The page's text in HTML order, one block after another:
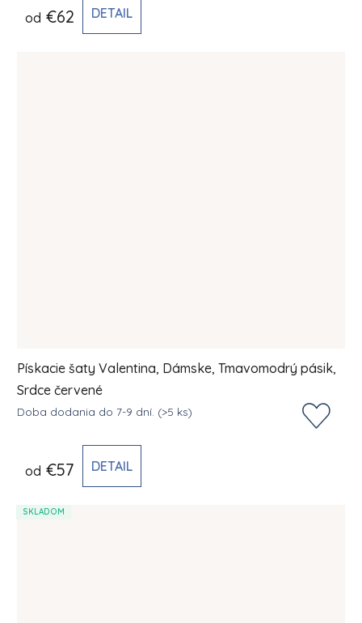
od €62 DETAIL
Pískacie šaty Valentina, Dámske, Tmavomodrý pásik,
Srdce červené
Doba dodania do 7-9 dní. (>5 ks)
od €57 DETAIL
SKLADOM